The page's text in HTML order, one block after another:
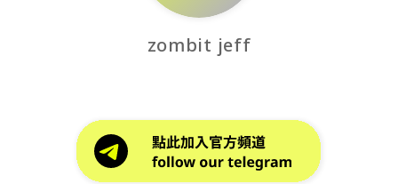
zombit jeff